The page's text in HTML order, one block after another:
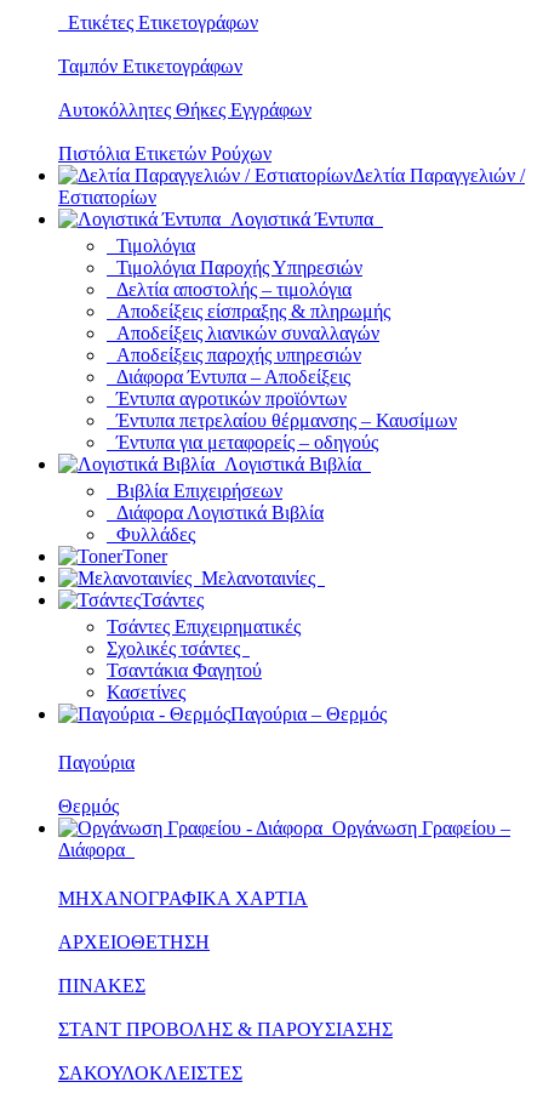
Ετικέτες Ετικετογράφων
Ταμπόν Ετικετογράφων
Αυτοκόλλητες Θήκες Εγγράφων
Πιστόλια Ετικετών Ρούχων
Δελτία Παραγγελιών /
Εστιατορίων
Λογιστικά Έντυπα
Τιμολόγια
Τιμολόγια Παροχής Υπηρεσιών
Δελτία αποστολής – τιμολόγια
Αποδείξεις είσπραξης & πληρωμής
Αποδείξεις λιανικών συναλλαγών
Αποδείξεις παροχής υπηρεσιών
Διάφορα Έντυπα – Αποδείξεις
Έντυπα αγροτικών προϊόντων
Έντυπα πετρελαίου θέρμανσης – Καυσίμων
Έντυπα για μεταφορείς – οδηγούς
Λογιστικά Βιβλία
Βιβλία Επιχειρήσεων
Διάφορα Λογιστικά Βιβλία
Φυλλάδες
Toner
Μελανοταινίες
Τσάντες
Τσάντες Επιχειρηματικές
Σχολικές τσάντες
Τσαντάκια Φαγητού
Κασετίνες
Παγούρια – Θερμός
Παγούρια
Θερμός
Οργάνωση Γραφείου –
Διάφορα
ΜΗΧΑΝΟΓΡΑΦΙΚΑ ΧΑΡΤΙΑ
ΑΡΧΕΙΟΘΕΤΗΣΗ
ΠΙΝΑΚΕΣ
ΣΤΑΝΤ ΠΡΟΒΟΛΗΣ & ΠΑΡΟΥΣΙΑΣΗΣ
ΣΑΚΟΥΛΟΚΛΕΙΣΤΕΣ